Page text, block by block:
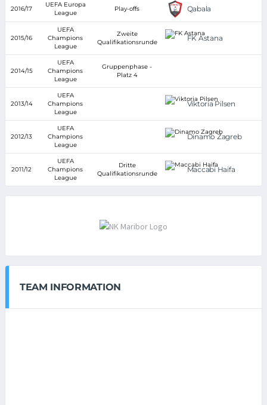
2016/17
UEFA Europa
League
Play-offs Qabala
2015/16
UEFA
Champions
League
Zweite
Qualifikationsrunde
FK Astana
2014/15
UEFA
Champions
League
Gruppenphase -
Platz 4
2013/14
UEFA
Champions
League
Viktoria Pilsen
2012/13
UEFA
Champions
League
Dinamo Zagreb
2011/12
UEFA
Champions
League
Dritte
Qualifikationsrunde
Maccabi Haifa
TEAM INFORMATION